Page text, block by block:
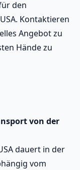
den
Kontaktieren
Angebot zu
Hände zu
von der
dauert in der
vom